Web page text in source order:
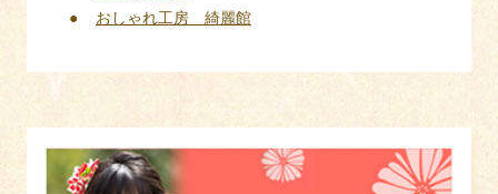
おしゃれ工房 綺麗館